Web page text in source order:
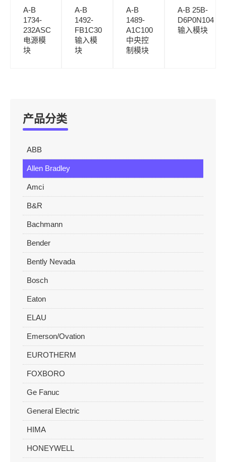
A-B
1734-
232ASC
电源模
块
A-B
1492-
FB1C30
输入模
块
A-B
1489-
A1C100
中央控
制模块
A-B 25B-
D6P0N104
输入模块
产品分类
ABB
Allen Bradley
Amci
B&R
Bachmann
Bender
Bently Nevada
Bosch
Eaton
ELAU
Emerson/Ovation
EUROTHERM
FOXBORO
Ge Fanuc
General Electric
HIMA
HONEYWELL